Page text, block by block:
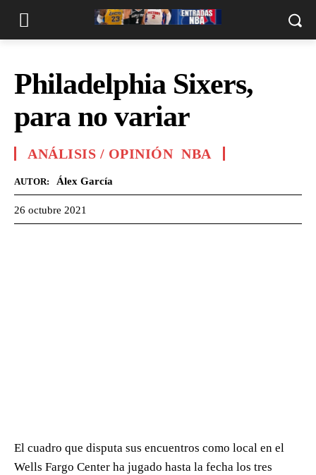
Philadelphia Sixers,
para no variar
ANÁLISIS / OPINIÓN NBA
AUTOR: Álex García
26 octubre 2021
El cuadro que disputa sus encuentros como local en el
Wells Fargo Center ha jugado hasta la fecha los tres